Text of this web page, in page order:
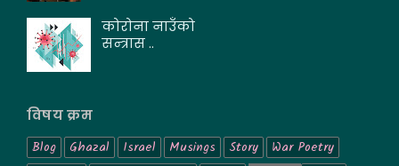
कोरोना नाउँको
सन्त्रास ..
विषय क्रम
Blog Ghazal Israel Musings Story
War Poetry